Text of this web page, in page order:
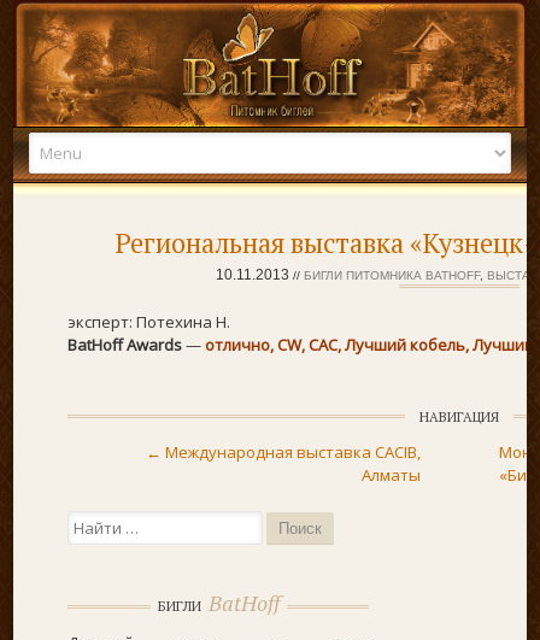
Региональная выставка
10.11.2013 // БИГЛИ ПИТОМНИКА BATHOFF,
эксперт: Потехина Н.
BatHoff Awards— oтлично, CW, CAC, Лучший кобель,
Post navigation
НАВИГАЦИЯ
← Международная выставка CACIB,
Алматы
Поиск...
БИГЛИ BatHoff